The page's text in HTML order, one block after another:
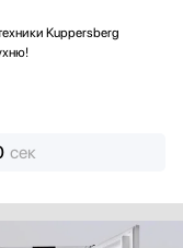
Kuppersberg
сек